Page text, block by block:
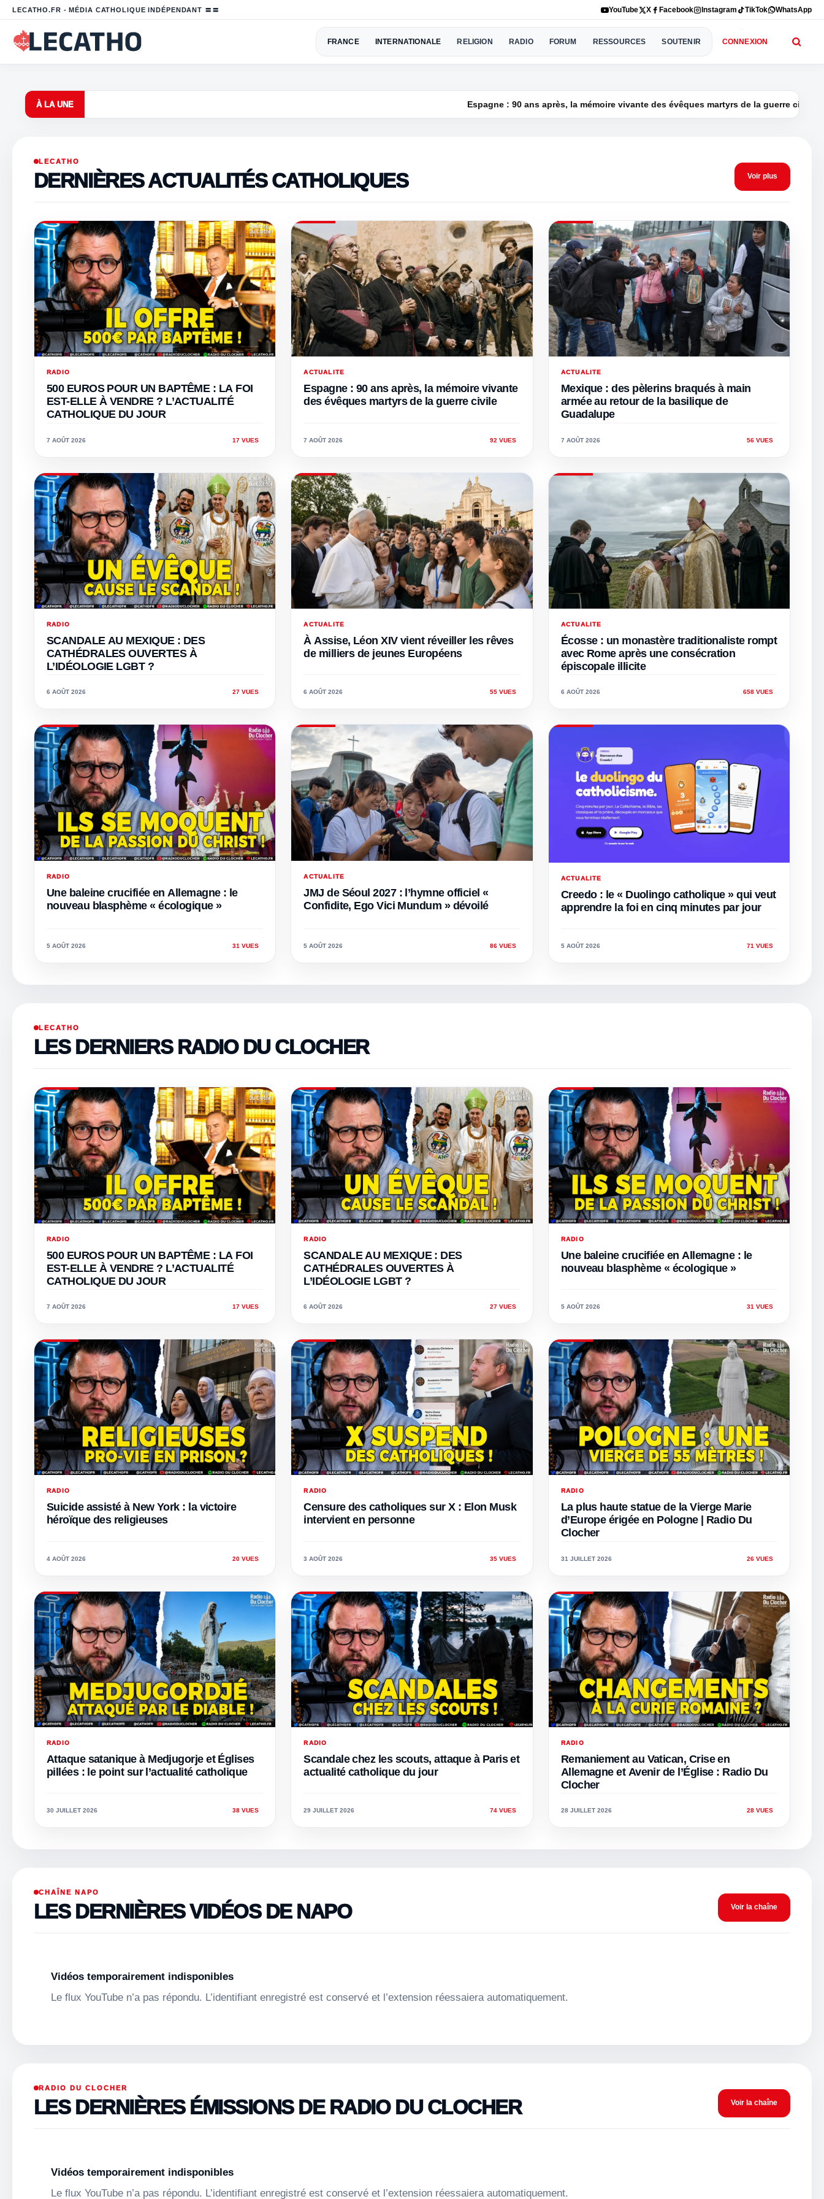
LECATHO.FR - MÉDIA CATHOLIQUE INDÉPENDANT 〓〓 YouTube X Facebook Instagram TikTok WhatsApp
FRANCE INTERNATIONALE RELIGION RADIO FORUM RESSOURCES SOUTENIR CONNEXION
À LA UNE Espagne : 90 ans après, la mémoire vivante des évêques martyrs de la guerre civile 92 vues•Mexique : des
LECATHO
DERNIÈRES ACTUALITÉS CATHOLIQUES Voir plus
RADIO
500 EUROS POUR UN BAPTÊME : LA FOI
EST-ELLE À VENDRE ? L’ACTUALITÉ
CATHOLIQUE DU JOUR
7 AOÛT 2026 17 VUES
ACTUALITE
Espagne : 90 ans après, la mémoire vivante
des évêques martyrs de la guerre civile
7 AOÛT 2026 92 VUES
ACTUALITE
Mexique : des pèlerins braqués à main
armée au retour de la basilique de
Guadalupe
7 AOÛT 2026 56 VUES
RADIO
SCANDALE AU MEXIQUE : DES
CATHÉDRALES OUVERTES À
L’IDÉOLOGIE LGBT ?
6 AOÛT 2026 27 VUES
ACTUALITE
À Assise, Léon XIV vient réveiller les rêves
de milliers de jeunes Européens
6 AOÛT 2026 55 VUES
ACTUALITE
Écosse : un monastère traditionaliste rompt
avec Rome après une consécration
épiscopale illicite
6 AOÛT 2026 658 VUES
RADIO
Une baleine crucifiée en Allemagne : le
nouveau blasphème « écologique »
5 AOÛT 2026 31 VUES
ACTUALITE
JMJ de Séoul 2027 : l’hymne officiel «
Confidite, Ego Vici Mundum » dévoilé
5 AOÛT 2026 86 VUES
ACTUALITE
Creedo : le « Duolingo catholique » qui veut
apprendre la foi en cinq minutes par jour
5 AOÛT 2026 71 VUES
LECATHO
LES DERNIERS RADIO DU CLOCHER
RADIO
500 EUROS POUR UN BAPTÊME : LA FOI
EST-ELLE À VENDRE ? L’ACTUALITÉ
CATHOLIQUE DU JOUR
7 AOÛT 2026 17 VUES
RADIO
SCANDALE AU MEXIQUE : DES
CATHÉDRALES OUVERTES À
L’IDÉOLOGIE LGBT ?
6 AOÛT 2026 27 VUES
RADIO
Une baleine crucifiée en Allemagne : le
nouveau blasphème « écologique »
5 AOÛT 2026 31 VUES
RADIO
Suicide assisté à New York : la victoire
héroïque des religieuses
4 AOÛT 2026 20 VUES
RADIO
Censure des catholiques sur X : Elon Musk
intervient en personne
3 AOÛT 2026 35 VUES
RADIO
La plus haute statue de la Vierge Marie
d’Europe érigée en Pologne | Radio Du
Clocher
31 JUILLET 2026 26 VUES
RADIO
Attaque satanique à Medjugorje et Églises
pillées : le point sur l’actualité catholique
30 JUILLET 2026 38 VUES
RADIO
Scandale chez les scouts, attaque à Paris et
actualité catholique du jour
29 JUILLET 2026 74 VUES
RADIO
Remaniement au Vatican, Crise en
Allemagne et Avenir de l’Église : Radio Du
Clocher
28 JUILLET 2026 28 VUES
CHAÎNE NAPO
LES DERNIÈRES VIDÉOS DE NAPO Voir la chaîne
Vidéos temporairement indisponibles
Le flux YouTube n’a pas répondu. L’identifiant enregistré est conservé et l’extension réessaiera automatiquement.
RADIO DU CLOCHER
LES DERNIÈRES ÉMISSIONS DE RADIO DU CLOCHER Voir la chaîne
Vidéos temporairement indisponibles
Le flux YouTube n’a pas répondu. L’identifiant enregistré est conservé et l’extension réessaiera automatiquement.